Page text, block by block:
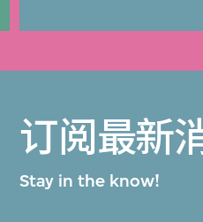
订阅最新
Stay in the know!